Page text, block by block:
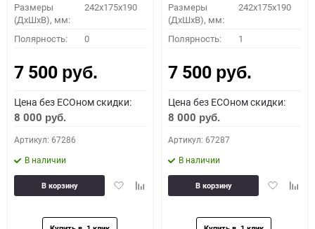
Размеры
(ДхШхВ), мм:
242x175x190
Полярность: 0
7 500 руб.
Цена без ECOном скидки:
8 000 руб.
Артикул: 67286
В наличии
ДобавитьДобавить
В корзину
Размеры
(ДхШхВ), мм:
242x175x190
Полярность: 1
7 500 руб.
Цена без ECOном скидки:
8 000 руб.
Артикул: 67287
В наличии
Добавить
В корзину